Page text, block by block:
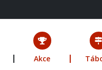
Akce